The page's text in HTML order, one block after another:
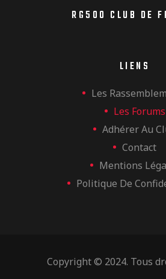
RG500 CLUB DE
LIENS
Les
Les Forums
Adhérer Au
Contact
Mentions
Politique De
Copyright © 2024. Tous